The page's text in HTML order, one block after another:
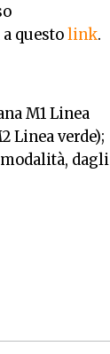
questolink.
M1 Linea
Linea verde);
dagli